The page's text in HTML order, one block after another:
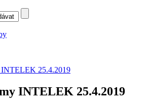
INTELEK 25.4.2019
INTELEK 25.4.2019